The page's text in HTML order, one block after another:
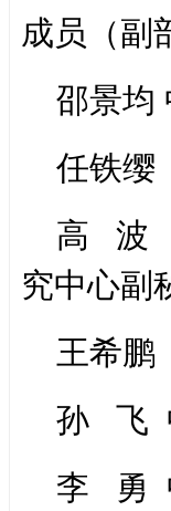
成员（副
邵景均
任铁缨
高 波
究中心副
王希鹏
孙 飞
李 勇